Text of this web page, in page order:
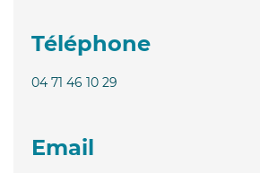
Téléphone
04 71 46 10 29
Email